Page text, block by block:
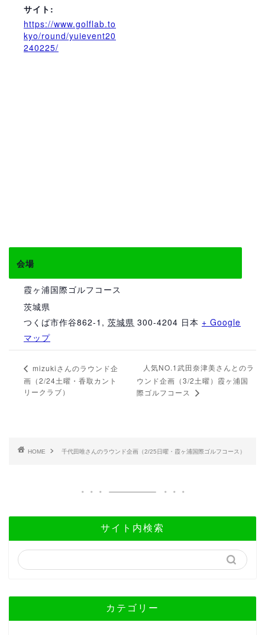
サイト:
https://www.golflab.to
kyo/round/yuievent20
240225/
会場
霞ヶ浦国際ゴルフコース
茨城県
つくば市作谷862-1 , 茨城県 300-4204 日本 + Google
マップ
mizukiさんのラウンド企
画（2/24土曜・香取カント
リークラブ）
人気NO.1武田奈津美さんとのラ
ウンド企画（3/2土曜）霞ヶ浦国
際ゴルフコース
HOME 千代田唯さんのラウンド企画（2/25日曜・霞ヶ浦国際ゴルフコース）
サイト内検索
カテゴリー